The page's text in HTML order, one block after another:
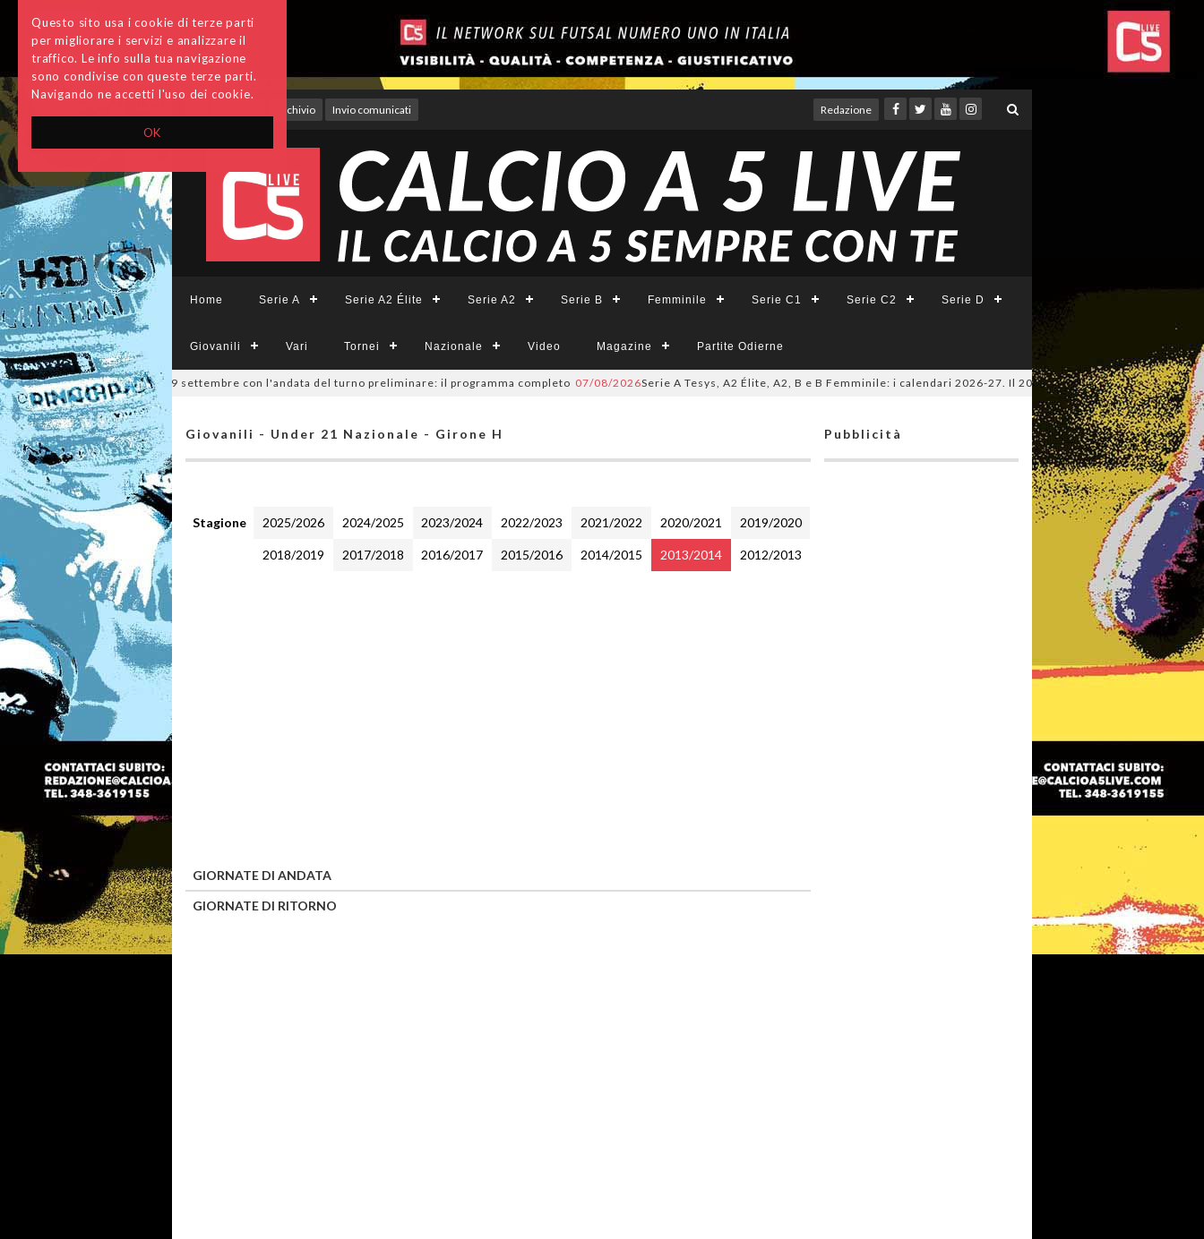
OK
Questo sito usa i cookie di terze parti
per migliorare i servizi e analizzare il
traffico. Le info sulla tua navigazione
sono condivise con queste terze parti.
Navigando ne accetti l'uso dei cookie.
Archivio Invio comunicati Redazione
Home Serie A Serie A2 Élite Serie A2 Serie B Femminile Serie C1 Serie C2 Serie D
Giovanili Vari Tornei Nazionale Video Magazine Partite Odierne
Divisione, si parte il 19 settembre con l'andata del turno preliminare: il programma completo 07/08/2026Serie A Tesys, A2 Élite, A2, B e B Femminile: i calendari 2026-27. Il 20 agosto la presentazione della Serie
Giovanili - Under 21 Nazionale - Girone H
Stagione 2025/2026 2024/2025 2023/2024 2022/2023 2021/2022 2020/2021 2019/2020
2018/2019 2017/2018 2016/2017 2015/2016 2014/2015 2013/2014 2012/2013
GIORNATE DI ANDATA
GIORNATE DI RITORNO
Pubblicità